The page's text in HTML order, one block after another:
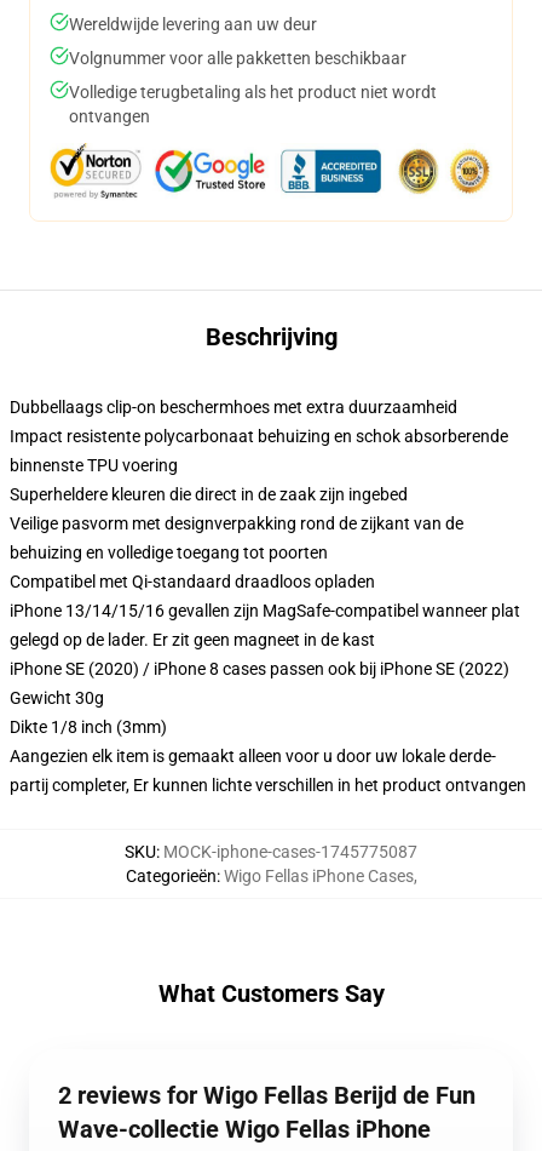
Wereldwijde levering aan uw deur
Volgnummer voor alle pakketten beschikbaar
Volledige terugbetaling als het product niet wordt
ontvangen
Beschrijving
Dubbellaags clip-on beschermhoes met extra duurzaamheid
Impact resistente polycarbonaat behuizing en schok absorberende
binnenste TPU voering
Superheldere kleuren die direct in de zaak zijn ingebed
Veilige pasvorm met designverpakking rond de zijkant van de
behuizing en volledige toegang tot poorten
Compatibel met Qi-standaard draadloos opladen
iPhone 13/14/15/16 gevallen zijn MagSafe-compatibel wanneer plat
gelegd op de lader. Er zit geen magneet in de kast
iPhone SE (2020) / iPhone 8 cases passen ook bij iPhone SE (2022)
Gewicht 30g
Dikte 1/8 inch (3mm)
Aangezien elk item is gemaakt alleen voor u door uw lokale derde-
partij completer, Er kunnen lichte verschillen in het product ontvangen
SKU: MOCK-iphone-cases-1745775087
Categorieën:Wigo Fellas iPhone Cases,
What Customers Say
2 reviews for Wigo Fellas Berijd de Fun
Wave-collectie Wigo Fellas iPhone